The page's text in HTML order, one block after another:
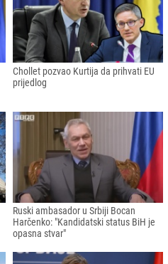
Chollet pozvao Kurtija da prihvati EU
prijedlog
Ruski ambasador u Srbiji Bocan
Harčenko: "Kandidatski status BiH je
opasna stvar"